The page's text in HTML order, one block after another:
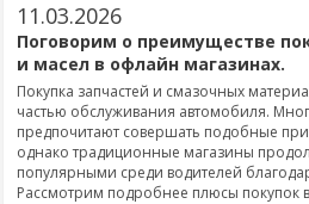
11.03.2026
Поговорим о преимуществе
и масел в офлайн магазинах.
Покупка запчастей и смазочных
частью обслуживания автомобиля.
предпочитают совершать подобные
однако традиционные магазины
популярными среди водителей
Рассмотрим подробнее плюсы покупок